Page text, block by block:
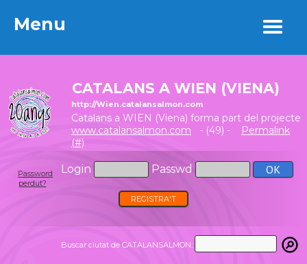
Menu
CATALANS A WIEN (VIENA)
http://Wien.catalansalmon.com
Catalans a WIEN (Viena) forma part del projecte
www.catalansalmon.com - (49) -
Permalink
(#)
Login Passwd
Password
perdut?
REGISTRA'T
Buscar ciutat de CATALANSALMON:
Menu